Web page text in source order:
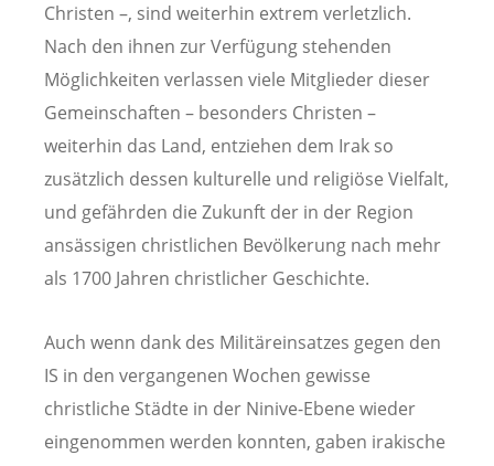
Christen –, sind weiterhin extrem verletzlich.
Nach den ihnen zur Verfügung stehenden
Möglichkeiten verlassen viele Mitglieder dieser
Gemeinschaften – besonders Christen –
weiterhin das Land, entziehen dem Irak so
zusätzlich dessen kulturelle und religiöse Vielfalt,
und gefährden die Zukunft der in der Region
ansässigen christlichen Bevölkerung nach mehr
als 1700 Jahren christlicher Geschichte.
Auch wenn dank des Militäreinsatzes gegen den
IS in den vergangenen Wochen gewisse
christliche Städte in der Ninive-Ebene wieder
eingenommen werden konnten, gaben irakische